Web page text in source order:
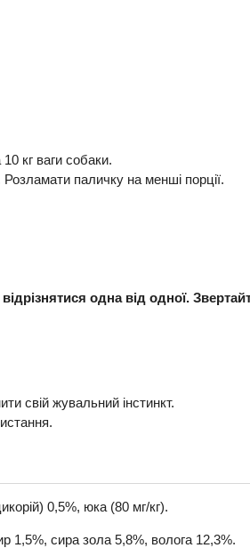
кг ваги собаки.
паличку на менші порції.
одна від одної.
свій жувальний інстинкт.
0,5%, юка (80 мг/кг).
1,5%, сира зола 5,8%, волога 12,3%.